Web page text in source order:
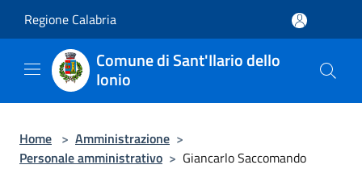
Regione Calabria
Comune di Sant'Ilario dello
Ionio
Home > Amministrazione >
Personale amministrativo > Giancarlo Saccomando